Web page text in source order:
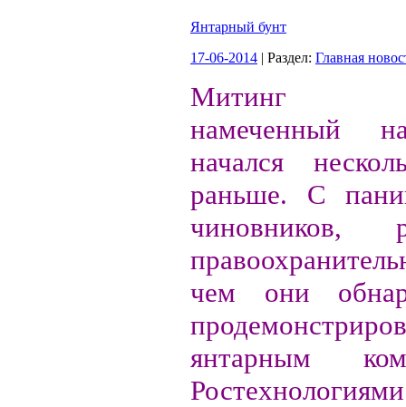
Янтарный бунт
17-06-2014 | Раздел: Главная
Митинг
намеченный
начался
раньше. С
чиновников,
чем они
янтарным